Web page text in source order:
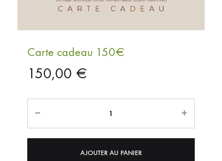
Carte cadeau 150€
150,00 €
AJOUTER AU PANIER